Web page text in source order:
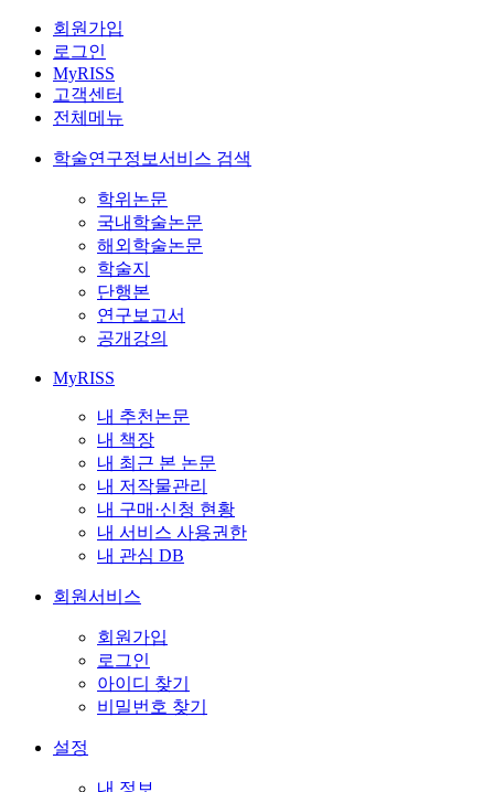
회원가입
로그인
MyRISS
고객센터
전체메뉴
학술연구정보서비스 검색
학위논문
국내학술논문
해외학술논문
학술지
단행본
연구보고서
공개강의
MyRISS
내 추천논문
내 책장
내 최근 본 논문
내 저작물관리
내 구매·신청 현황
내 서비스 사용권한
내 관심 DB
회원서비스
회원가입
로그인
아이디 찾기
비밀번호 찾기
설정
내 정보